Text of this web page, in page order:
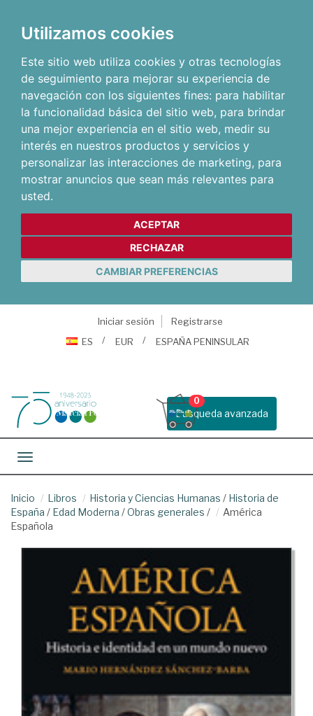
Utilizamos cookies
Este sitio web utiliza cookies y otras tecnologías
de seguimiento para mejorar su experiencia de
navegación con los siguientes fines: para habilitar
la funcionalidad básica del sitio web, para brindar
una mejor experiencia en el sitio web, medir su
interés en nuestros productos y servicios y
personalizar las interacciones de marketing, para
mostrar anuncios que sean más relevantes para
usted.
ACEPTAR
RECHAZAR
CAMBIAR PREFERENCIAS
Iniciar sesión
Registrarse
ES
EUR ESPAÑA PENINSULAR
Busqueda avanzada
0
Toggle navigation
Inicio Libros Historia y Ciencias Humanas / Historia de
España / Edad Moderna /Obras generales /
América
Española